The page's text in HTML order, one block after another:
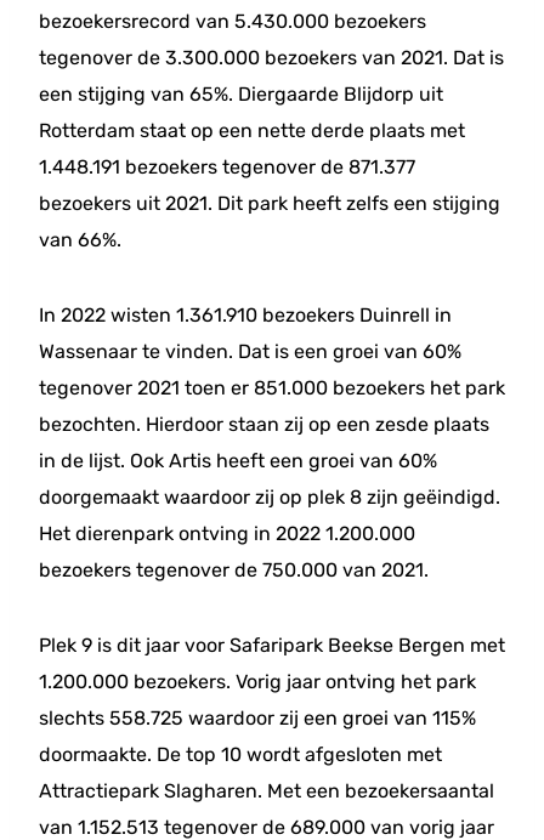
bezoekersrecord van 5.430.000 bezoekers
tegenover de 3.300.000 bezoekers van 2021. Dat is
een stijging van 65%. Diergaarde Blijdorp uit
Rotterdam staat op een nette derde plaats met
1.448.191 bezoekers tegenover de 871.377
bezoekers uit 2021. Dit park heeft zelfs een stijging
van 66%.
In 2022 wisten 1.361.910 bezoekers Duinrell in
Wassenaar te vinden. Dat is een groei van 60%
tegenover 2021 toen er 851.000 bezoekers het park
bezochten. Hierdoor staan zij op een zesde plaats
in de lijst. Ook Artis heeft een groei van 60%
doorgemaakt waardoor zij op plek 8 zijn geëindigd.
Het dierenpark ontving in 2022 1.200.000
bezoekers tegenover de 750.000 van 2021.
Plek 9 is dit jaar voor Safaripark Beekse Bergen met
1.200.000 bezoekers. Vorig jaar ontving het park
slechts 558.725 waardoor zij een groei van 115%
doormaakte. De top 10 wordt afgesloten met
Attractiepark Slagharen. Met een bezoekersaantal
van 1.152.513 tegenover de 689.000 van vorig jaar